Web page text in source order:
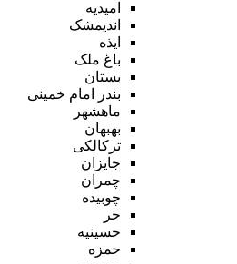
امیدیه
اندیمشک
ایذه
باغ ملک
بستان
بندر امام خمینی
ماهشهر
بهبهان
ترکالکی
جایزان
چمران
چوبیده
حر
حسینیه
حمزه